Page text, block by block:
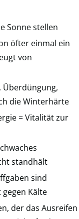
Sonne stellen
öfter einmal ein
von
Überdüngung,
die Winterhärte
= Vitalität zur
standhält
sind
Kälte
der das Ausreifen